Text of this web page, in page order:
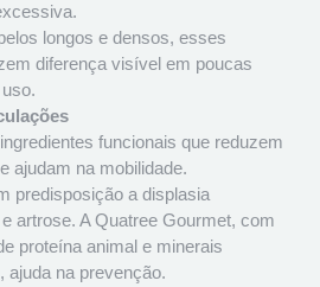
longos e densos, esses
diferença visível em poucas
funcionais que reduzem
ajudam na mobilidade.
predisposição a displasia
artrose. A Quatree Gourmet, com
proteína animal e minerais
ajuda na prevenção.